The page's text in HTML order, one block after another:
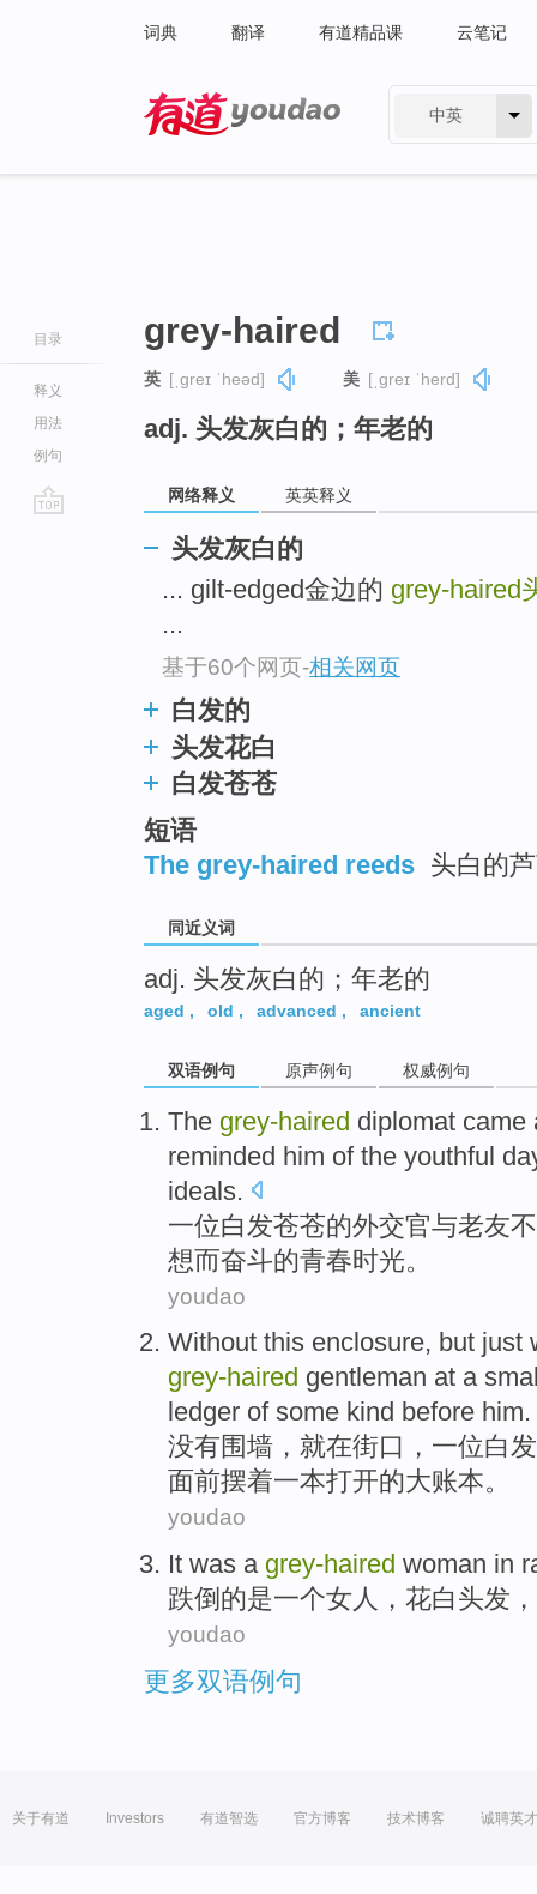
词典 翻译 有道精品课 云笔记
中英
目录
释义
用法
例句
grey-haired
英 [ˌɡreɪ ˈheəd] 美 [ˌɡreɪ ˈherd]
adj. 头发灰白的；年老的
网络释义 英英释义
头发灰白的
... gilt-edged金边的 grey-haired
...
基于60个网页-相关网页
白发的
头发花白
白发苍苍
短语
The grey-haired reeds 头白的
同近义词
adj. 头发灰白的；年老的
aged , old , advanced , ancient
双语例句 原声例句 权威例句
The grey-haired diplomat came
reminded him of the youthful
ideals.
一位白发苍苍的外交官与老友
想而奋斗的青春时光。
youdao
Without this enclosure, but just
grey-haired gentleman at a
ledger ofsome kind before him.
没有围墙 ， 就在街口 ， 一位白发
面前摆着一本打开的大账本。
youdao
It was a grey-haired woman in
跌倒的是一个女人 ， 花白 头发
youdao
更多双语例句
关于有道 Investors 有道智选 官方博客 技术博客 诚聘英才